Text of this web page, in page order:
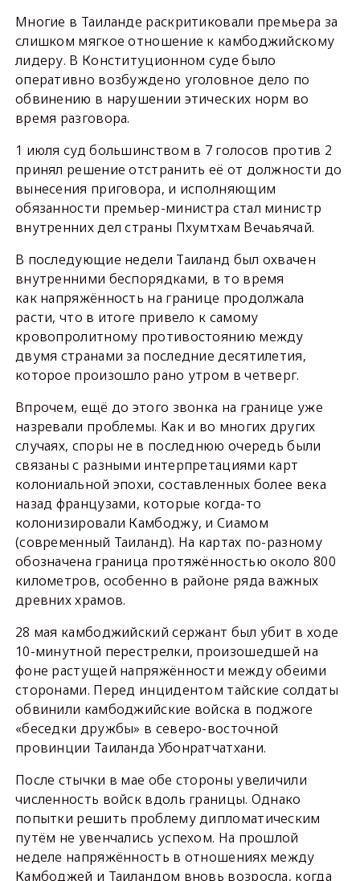
Многие в Таиланде раскритиковали премьера за
слишком мягкое отношение к камбоджийскому
лидеру. В Конституционном суде было
оперативно возбуждено уголовное дело по
обвинению в нарушении этических норм во
время разговора.
1 июля суд большинством в 7 голосов против 2
принял решение отстранить её от должности до
вынесения приговора, и исполняющим
обязанности премьер-министра стал министр
внутренних дел страны Пхумтхам Вечаьячай.
В последующие недели Таиланд был охвачен
внутренними беспорядками, в то время
как напряжённость на границе продолжала
расти, что в итоге привело к самому
кровопролитному противостоянию между
двумя странами за последние десятилетия,
которое произошло рано утром в четверг.
Впрочем, ещё до этого звонка на границе уже
назревали проблемы. Как и во многих других
случаях, споры не в последнюю очередь были
связаны с разными интерпретациями карт
колониальной эпохи, составленных более века
назад французами, которые когда-то
колонизировали Камбоджу, и Сиамом
(современный Таиланд). На картах по-разному
обозначена граница протяжённостью около 800
километров, особенно в районе ряда важных
древних храмов.
28 мая камбоджийский сержант был убит в ходе
10-минутной перестрелки, произошедшей на
фоне растущей напряжённости между обеими
сторонами. Перед инцидентом тайские солдаты
обвинили камбоджийские войска в поджоге
«беседки дружбы» в северо-восточной
провинции Таиланда Убонратчатхани.
После стычки в мае обе стороны увеличили
численность войск вдоль границы. Однако
попытки решить проблему дипломатическим
путём не увенчались успехом. На прошлой
неделе напряжённость в отношениях между
Камбоджей и Таиландом вновь возросла, когда